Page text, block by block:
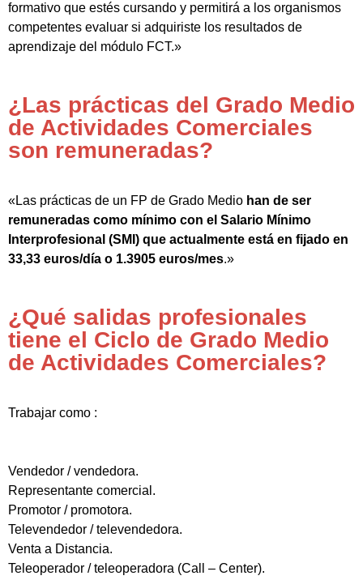
formativo que estés cursando y permitirá a los organismos
competentes evaluar si adquiriste los resultados de
aprendizaje del módulo FCT.»
¿Las prácticas del Grado Medio
de Actividades Comerciales
son remuneradas?
«Las prácticas de un FP de Grado Medio han de ser
remuneradas como mínimo con el Salario Mínimo
Interprofesional (SMI) que actualmente está en fijado en
33,33 euros/día o 1.3905 euros/mes.»
¿Qué salidas profesionales
tiene el Ciclo de Grado Medio
de Actividades Comerciales?
Trabajar como :
Vendedor / vendedora.
Representante comercial.
Promotor / promotora.
Televendedor / televendedora.
Venta a Distancia.
Teleoperador / teleoperadora (Call – Center).